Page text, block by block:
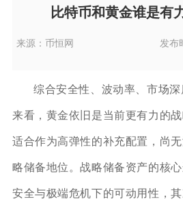
比特币和黄金谁是有
来源：币恒网 发布
综合安全性、波动率、市场
来看，黄金依旧是当前更有力的
适合作为高弹性的补充配置，尚
略储备地位。战略储备资产的核
安全与极端危机下的可动用性，